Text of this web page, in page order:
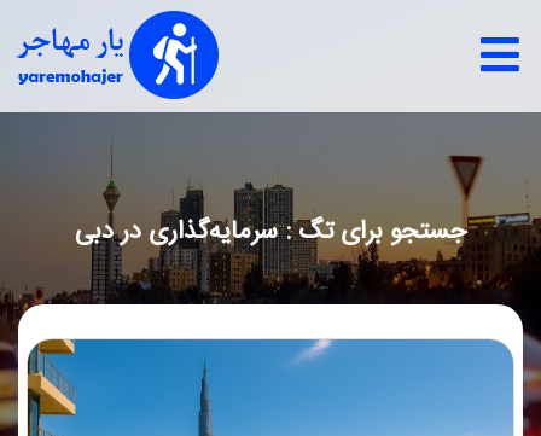
جستجو برای تگ : سرمایه‌گذاری در دبی